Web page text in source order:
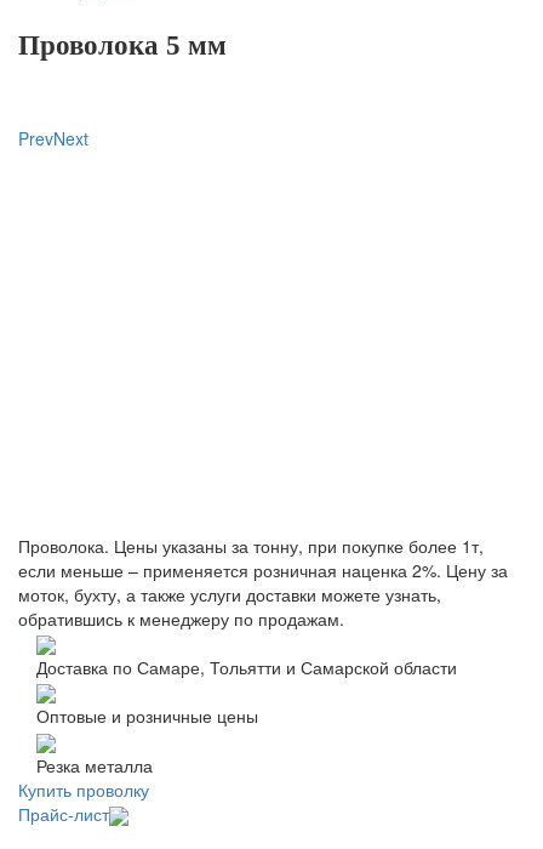
Проволока 5 мм
PrevNext
Проволока. Цены указаны за тонну, при покупке более 1т,
если меньше – применяется розничная наценка 2%. Цену за
моток, бухту, а также услуги доставки можете узнать,
обратившись к менеджеру по продажам.
Доставка по Самаре, Тольятти и Самарской области
Оптовые и розничные цены
Резка металла
Купить проволку
Прайс-лист